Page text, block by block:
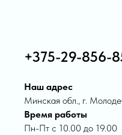
+375-29-856-
Наш адрес
Минская обл., г.
Время работы
Пн-Пт с 10.00 до 19.00